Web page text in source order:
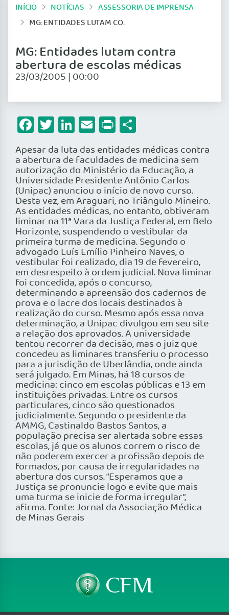
INÍCIO NOTÍCIAS
ASSESSORIA DE IMPRENSA
MG: ENTIDADES LUTAM CONTRA ABERTURA DE ESCOLAS MÉDICAS
MG: Entidades lutam contra
abertura de escolas médicas
23/03/2005 | 00:00
Facebook
Twitter
LinkedIn
Email
Print
Apesar da luta das entidades médicas contra
a abertura de faculdades de medicina sem
autorização do Ministério da Educação, a
Universidade Presidente Antônio Carlos
(Unipac) anunciou o início de novo curso.
Desta vez, em Araguari, no Triângulo Mineiro.
As entidades médicas, no entanto, obtiveram
liminar na 11ª Vara da Justiça Federal, em Belo
Horizonte, suspendendo o vestibular da
primeira turma de medicina. Segundo o
advogado Luís Emílio Pinheiro Naves, o
vestibular foi realizado, dia 19 de fevereiro,
em desrespeito à ordem judicial. Nova liminar
foi concedida, após o concurso,
determinando a apreensão dos cadernos de
prova e o lacre dos locais destinados à
realização do curso. Mesmo após essa nova
determinação, a Unipac divulgou em seu site
a relação dos aprovados. A universidade
tentou recorrer da decisão, mas o juiz que
concedeu as liminares transferiu o processo
para a jurisdição de Uberlândia, onde ainda
será julgado. Em Minas, há 18 cursos de
medicina: cinco em escolas públicas e 13 em
instituições privadas. Entre os cursos
particulares, cinco são questionados
judicialmente. Segundo o presidente da
AMMG, Castinaldo Bastos Santos, a
população precisa ser alertada sobre essas
escolas, já que os alunos correm o risco de
não poderem exercer a profissão depois de
formados, por causa de irregularidades na
abertura dos cursos. “Esperamos que a
Justiça se pronuncie logo e evite que mais
uma turma se inicie de forma irregular”,
afirma. Fonte: Jornal da Associação Médica
de Minas Gerais